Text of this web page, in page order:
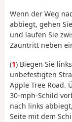
Wenn der Weg
abbiegt, gehen
und laufen Sie
Zauntritt neben
(1) Biegen Sie
unbefestigten
Apple Tree Road.
30-mph-Schild
nach links
Seite mit dem